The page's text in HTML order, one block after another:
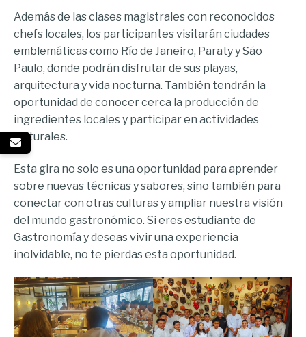
Además de las clases magistrales con reconocidos
chefs locales, los participantes visitarán ciudades
emblemáticas como Río de Janeiro, Paraty y São
Paulo, donde podrán disfrutar de sus playas,
arquitectura y vida nocturna. También tendrán la
oportunidad de conocer cerca la producción de
ingredientes locales y participar en actividades
culturales.
Esta gira no solo es una oportunidad para aprender
sobre nuevas técnicas y sabores, sino también para
conectar con otras culturas y ampliar nuestra visión
del mundo gastronómico. Si eres estudiante de
Gastronomía y deseas vivir una experiencia
inolvidable, no te pierdas esta oportunidad.